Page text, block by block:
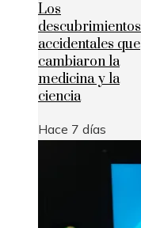
Los
descubrimientos
accidentales que
cambiaron la
medicina y la
ciencia
Hace 7 días